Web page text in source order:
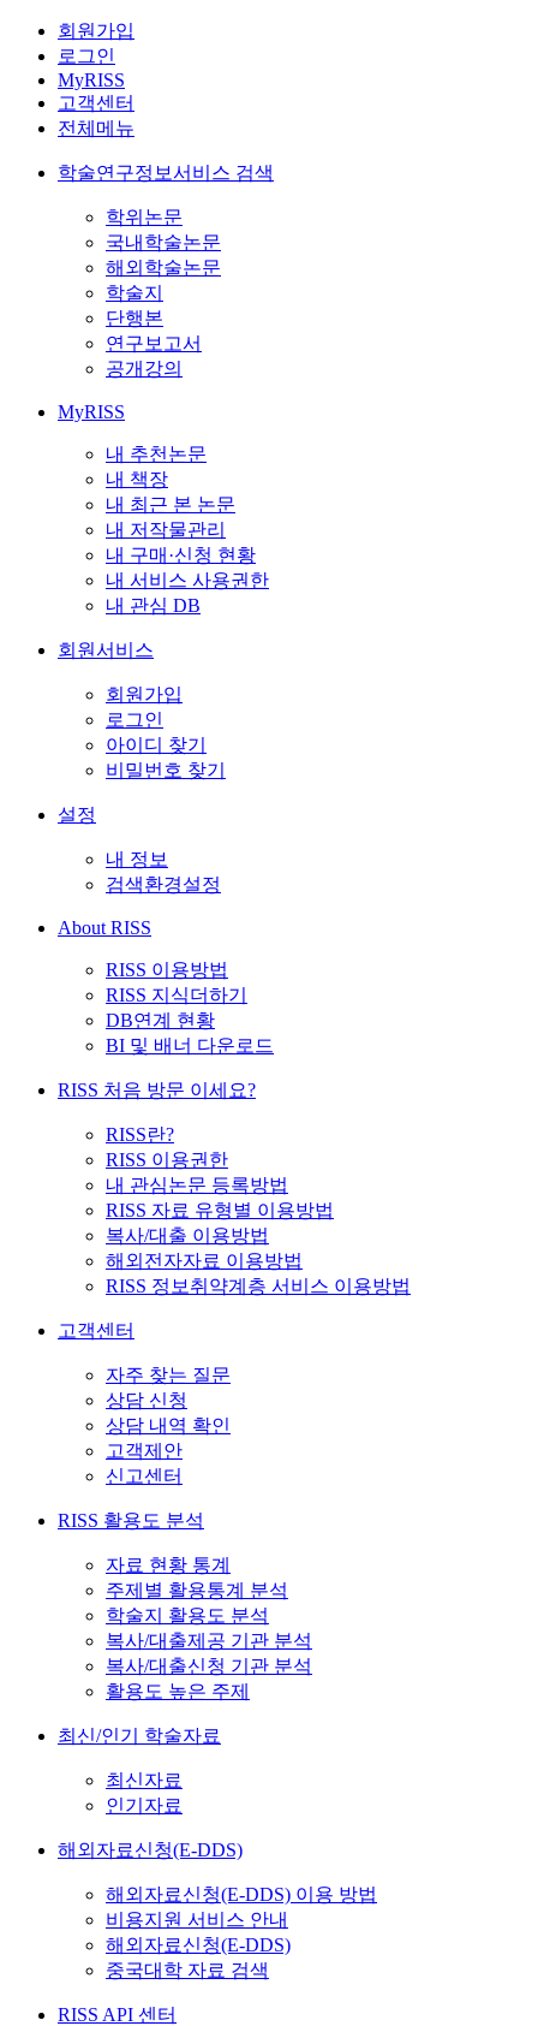
회원가입
로그인
MyRISS
고객센터
전체메뉴
학술연구정보서비스 검색
학위논문
국내학술논문
해외학술논문
학술지
단행본
연구보고서
공개강의
MyRISS
내 추천논문
내 책장
내 최근 본 논문
내 저작물관리
내 구매·신청 현황
내 서비스 사용권한
내 관심 DB
회원서비스
회원가입
로그인
아이디 찾기
비밀번호 찾기
설정
내 정보
검색환경설정
About RISS
RISS 이용방법
RISS 지식더하기
DB연계 현황
BI 및 배너 다운로드
RISS 처음 방문 이세요?
RISS란?
RISS 이용권한
내 관심논문 등록방법
RISS 자료 유형별 이용방법
복사/대출 이용방법
해외전자자료 이용방법
RISS 정보취약계층 서비스 이용방법
고객센터
자주 찾는 질문
상담 신청
상담 내역 확인
고객제안
신고센터
RISS 활용도 분석
자료 현황 통계
주제별 활용통계 분석
학술지 활용도 분석
복사/대출제공 기관 분석
복사/대출신청 기관 분석
활용도 높은 주제
최신/인기 학술자료
최신자료
인기자료
해외자료신청(E-DDS)
해외자료신청(E-DDS) 이용 방법
비용지원 서비스 안내
해외자료신청(E-DDS)
중국대학 자료 검색
RISS API 센터